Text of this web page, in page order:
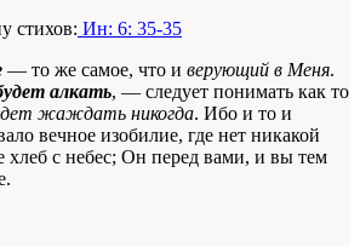
стихов: Ин: 6: 35-35
— то же самое, что и верующий в Меня.
алкать, — следует понимать как то
жаждать никогда. Ибо и то и
вечное изобилие, где нет никакой
с небес; Он перед вами, и вы тем